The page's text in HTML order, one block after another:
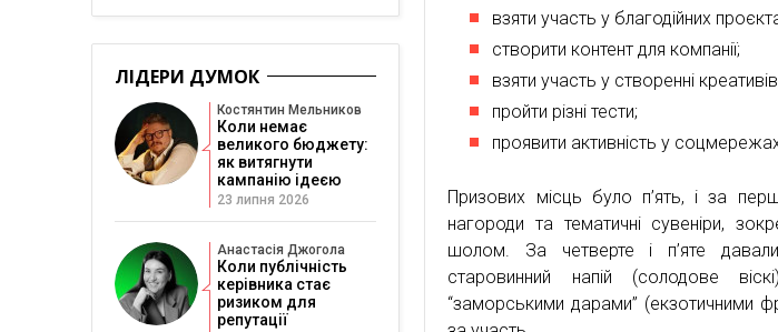
взяти участь у благодійних
створити контент для компанії;
взяти участь у створенні
пройти різні тести;
проявити активність у
Призових місць було п’ять, і за
нагороди та тематичні сувеніри,
шолом. За четверте і п’яте
старовинний напій (солодове
“заморськими дарами” (екзотичними
ЛІДЕРИ ДУМОК
Костянтин Мельников
Коли немає
великого бюджету:
як витягнути
кампанію ідеєю
23 липня 2026
Анастасія Джогола
Коли публічність
керівника стає
ризиком для
репутації